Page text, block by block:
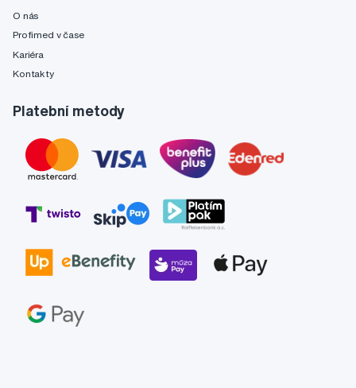
O nás
Profimed v čase
Kariéra
Kontakty
Platební metody